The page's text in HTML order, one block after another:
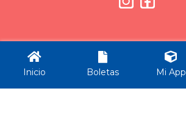
Ciudad
Trámites
Servicios
Trámites
Inicio Boletas Mi App